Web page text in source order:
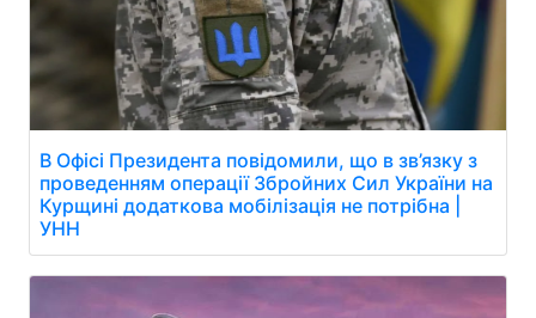
В Офісі Президента повідомили, що в зв’язку з
проведенням операції Збройних Сил України на
Курщині додаткова мобілізація не потрібна |
УНН